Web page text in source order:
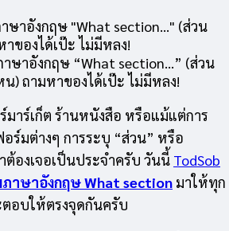
ษาอังกฤษ “What section…” (ส่วน
) ถามหาของได้เป๊ะ ไม่มีหลง!
มาร์เก็ต ร้านหนังสือ หรือแม้แต่การ
ร์มต่างๆ การระบุ “ส่วน” หรือ
ต้องเจอเป็นประจำครับ วันนี้ TodSob
ภาษาอังกฤษ What section มาให้ทุก
อบให้ตรงจุดกันครับ